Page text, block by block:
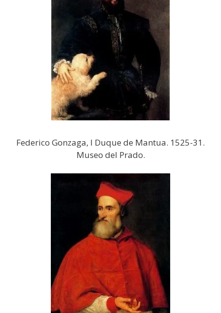
Federico Gonzaga, I Duque de Mantua. 1525-31.
Museo del Prado.